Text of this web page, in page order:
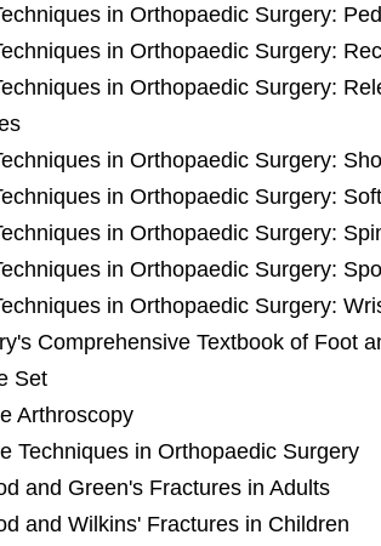
in Orthopaedic Surgery:
in Orthopaedic Surgery:
in Orthopaedic Surgery:
in Orthopaedic Surgery:
in Orthopaedic Surgery:
in Orthopaedic Surgery:
in Orthopaedic Surgery:
in Orthopaedic Surgery:
Com­prehensive Textbook of Foot
Set
Arthroscopy
Techniques in Orthopaedic Surgery
and Green's Fractures in Adults
and Wilkins' Fractures in Children